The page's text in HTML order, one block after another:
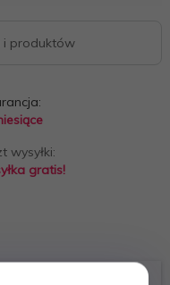
i produktów
wysyłki:
gratis!